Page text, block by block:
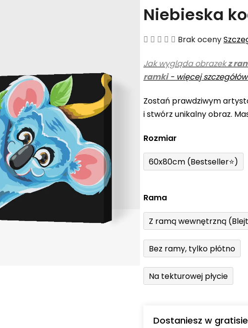
Niebieska
Średnia
produktu
wynosi
na
5
Brak oceny
Jak wygląda obrazekz
ramki- więcej
Zostań prawdziwym
i stwórz unikalny obraz.
Rozmiar
60x80cm (Bestseller⭐)
Rama
Z ramą wewnętrzną
Bez ramy, tylko płótno
Na tekturowej płycie
Dostaniesz w gratisie